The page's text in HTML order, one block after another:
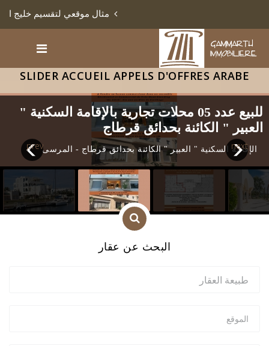
مثال موقعي لتقسيم خليج الأشعاب بالمنستير
SLIDER ACCUEIL APPELS D'OFFRES ARABE
prev next
للبيع عدد 05 محلات تجارية بالإقامة السكنية "
العبير " الكائنة بحدائق قرطاج
الإقامة السكنية " العبير " الكائنة بحدائق قرطاج - المرسى
البحث عن عقار